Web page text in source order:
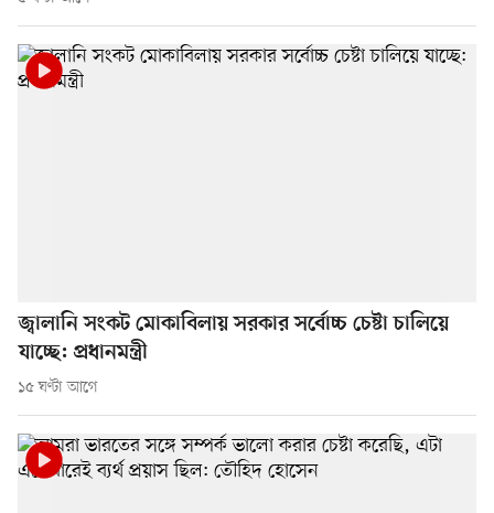
জ্বালানি সংকট মোকাবিলায় সরকার সর্বোচ্চ চেষ্টা চালিয়ে
যাচ্ছে: প্রধানমন্ত্রী
১৫ ঘণ্টা আগে